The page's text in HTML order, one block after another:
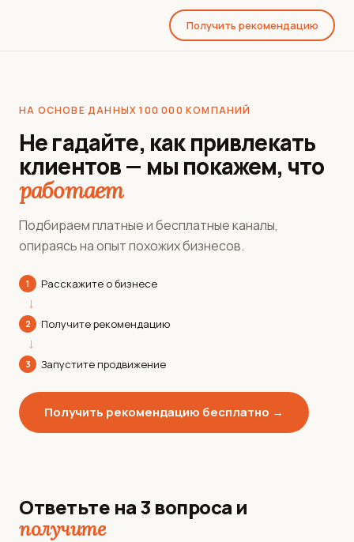
Получить рекомендацию
НА ОСНОВЕ ДАННЫХ 100 000 КОМПАНИЙ
Не гадайте, как привлекать
клиентов — мы покажем, что
работает
Подбираем платные и бесплатные каналы,
опираясь на опыт похожих бизнесов.
1
Расскажите о бизнесе
→
2
Получите рекомендацию
→
3 Запустите продвижение
Получить рекомендацию бесплатно →
Ответьте на 3 вопроса и
получите